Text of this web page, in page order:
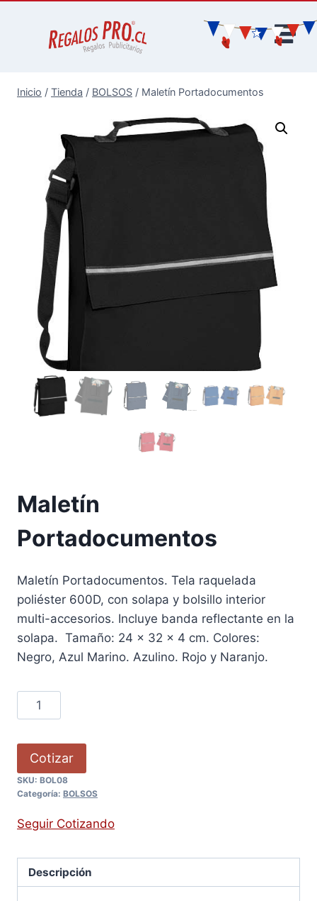
Inicio / Tienda / BOLSOS / Maletín Portadocumentos
Maletín
Portadocumentos
Maletín Portadocumentos. Tela raquelada
poliéster 600D, con solapa y bolsillo interior
multi-accesorios. Incluye banda reflectante en la
solapa. Tamaño: 24 x 32 x 4 cm. Colores:
Negro, Azul Marino. Azulino. Rojo y Naranjo.
Cotizar
SKU: BOL08
Categoría: BOLSOS
Seguir Cotizando
Descripción